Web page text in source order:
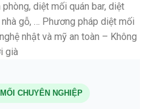
diệt mối quán bar, diệt
gỗ, … Phương pháp diệt mối
nhật và mỹ an toàn – Không
già
CHUYÊN NGHIỆP